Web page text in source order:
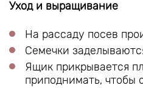
Уход и выращивание
На рассаду посев
Семечки
Ящик прикрывается
приподнимать, чтобы